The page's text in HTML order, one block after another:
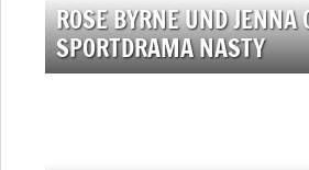
ROSE BYRNE UND JENNA
SPORTDRAMA NASTY